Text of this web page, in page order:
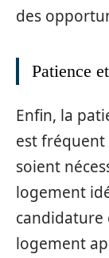
des
Patience
Enfin, la
est
soient
logement
candidature
logement